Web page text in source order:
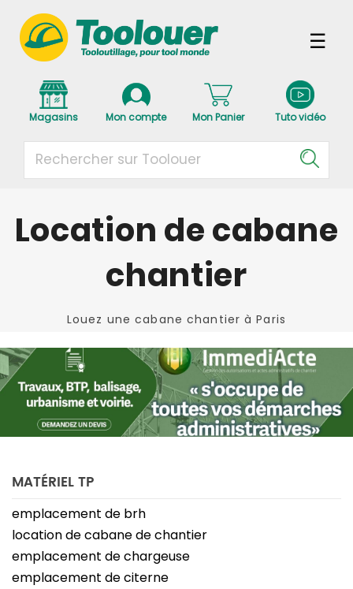
Magasins Mon compte Mon Panier Tuto vidéo
Location de cabane
chantier
Louez une cabane chantier à Paris
MATÉRIEL TP
emplacement de brh
location de cabane de chantier
emplacement de chargeuse
emplacement de citerne